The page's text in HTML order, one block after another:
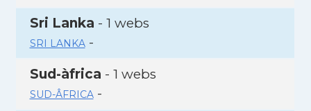
Sri Lanka - 1 webs
SRI LANKA-
Sud-àfrica - 1 webs
SUD-ÂFRICA-